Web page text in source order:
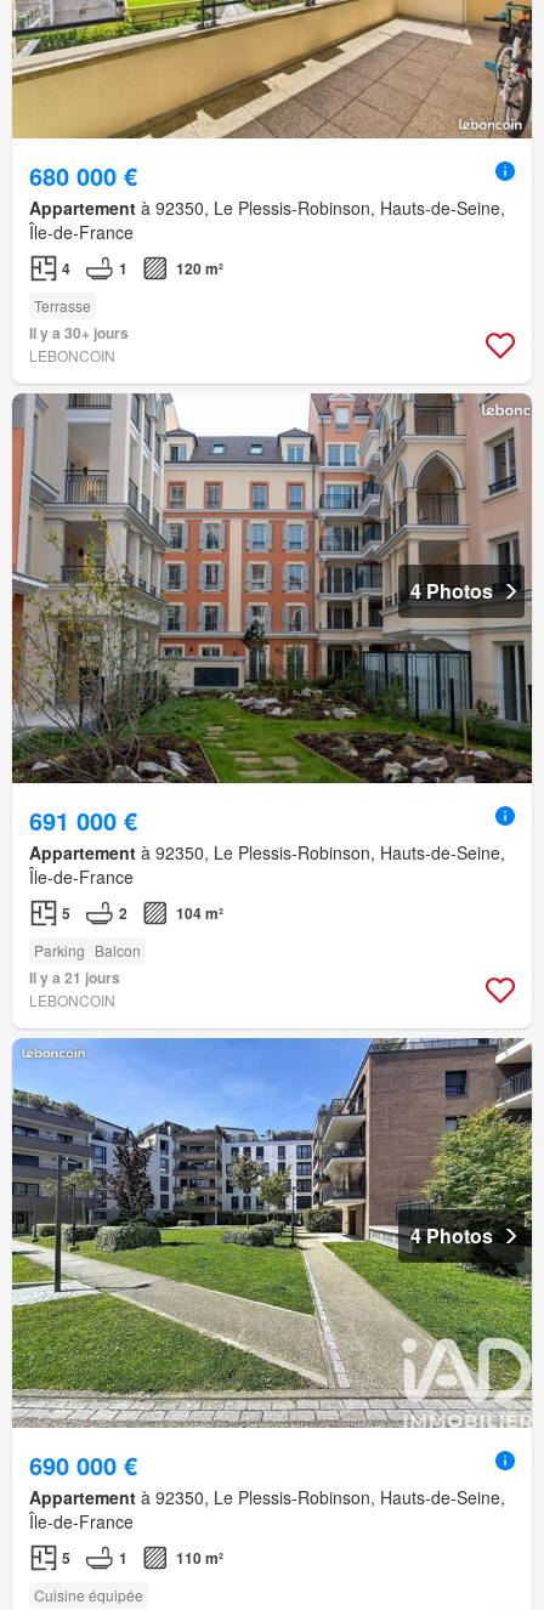
680 000 €
Appartement à 92350, Le Plessis-Robinson, Hauts-de-Seine,
Île-de-France
4 1 120 m²
Terrasse
Il y a 30+ jours
LEBONCOIN
4 Photos
691 000 €
Appartement à 92350, Le Plessis-Robinson, Hauts-de-Seine,
Île-de-France
5 2 104 m²
Parking Balcon
Il y a 21 jours
LEBONCOIN
4 Photos
690 000 €
Appartement à 92350, Le Plessis-Robinson, Hauts-de-Seine,
Île-de-France
5 1 110 m²
Cuisine équipée